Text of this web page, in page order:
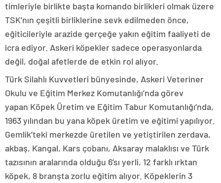
timleriyle birlikte başta komando birlikleri olmak üzere
TSK’nın çeşitli birliklerine sevk edilmeden önce,
eğiticileriyle arazide gerçeğe yakın eğitim faaliyeti de
icra ediyor. Askeri köpekler sadece operasyonlarda
değil, doğal afetlerde de etkin rol alıyor.
Türk Silahlı Kuvvetleri bünyesinde, Askeri Veteriner
Okulu ve Eğitim Merkez Komutanlığı’nda görev
yapan Köpek Üretim ve Eğitim Tabur Komutanlığı’nda,
1963 yılından bu yana köpek üretim ve eğitimi yapılıyor.
Gemlik’teki merkezde üretilen ve yetiştirilen zerdava,
akbaş, Kangal, Kars çobanı, Aksaray malaklısı ve Türk
tazısının aralarında olduğu 6’sı yerli, 12 farklı ırktan
köpek, 8 branşta zorlu eğitim alıyor. Köpeklerin 3